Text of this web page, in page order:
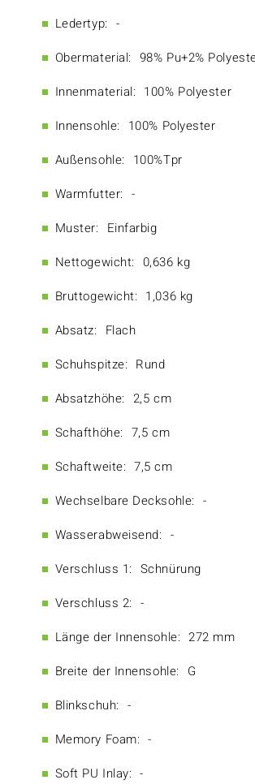
Ledertyp: -
Obermaterial: 98% Pu+2%
Innenmaterial: 100% Polyester
Innensohle: 100% Polyester
Außensohle: 100%Tpr
Warmfutter: -
Muster: Einfarbig
Nettogewicht: 0,636 kg
Bruttogewicht: 1,036 kg
Absatz: Flach
Schuhspitze: Rund
Absatzhöhe: 2,5 cm
Schafthöhe: 7,5 cm
Schaftweite: 7,5 cm
Wechselbare Decksohle: -
Wasserabweisend: -
Verschluss 1: Schnürung
Verschluss 2: -
Länge der Innensohle: 272 mm
Breite der Innensohle: G
Blinkschuh: -
Memory Foam: -
Soft PU Inlay: -